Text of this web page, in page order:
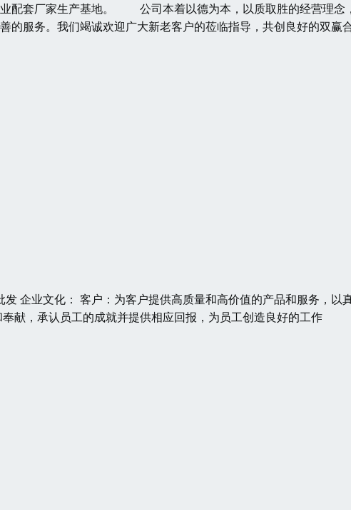
业配套厂家生产基地。 公司本着以德为本，以质取胜的经营理念
的服务。我们竭诚欢迎广大新老客户的莅临指导，共创良好的双赢
企业文化： 客户：为客户提供高质量和高价值的产品和服务，以
献，承认员工的成就并提供相应回报，为员工创造良好的工作